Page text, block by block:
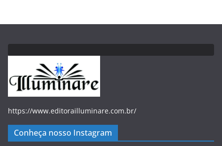
https://www.editorailluminare.com.br/
Conheça nosso Instagram